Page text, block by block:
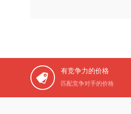
有竞争力的价格
匹配竞争对手的价格